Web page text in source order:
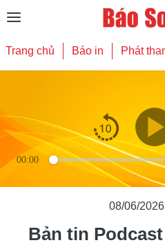
Trang chủ Báo in Phát
00:00
08/06/
Bản tin